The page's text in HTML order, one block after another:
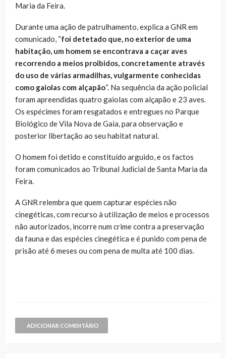
Maria da Feira.
Durante uma ação de patrulhamento, explica a GNR em
comunicado, “foi detetado que, no exterior de uma
habitação, um homem se encontrava a caçar aves
recorrendo a meios proibidos, concretamente através
do uso de várias armadilhas, vulgarmente conhecidas
como gaiolas com alçapão“. Na sequência da ação policial
foram apreendidas quatro gaiolas com alçapão e 23 aves.
Os espécimes foram resgatados e entregues no Parque
Biológico de Vila Nova de Gaia, para observação e
posterior libertação ao seu habitat natural.
O homem foi detido e constituído arguido, e os factos
foram comunicados ao Tribunal Judicial de Santa Maria da
Feira.
A GNR relembra que quem capturar espécies não
cinegéticas, com recurso à utilização de meios e processos
não autorizados, incorre num crime contra a preservação
da fauna e das espécies cinegética e é punido com pena de
prisão até 6 meses ou com pena de multa até 100 dias.
ADICIONAR COMENTÁRIO